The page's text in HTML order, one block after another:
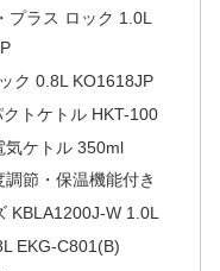
プラス ロック 1.0L
ク 0.8L KO1618JP
トケトル HKT-100
気ケトル 350ml
節・保温機能付き
KBLA1200J-W 1.0L
EKG-C801(B)